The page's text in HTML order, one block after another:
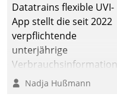
Datatrains flexible UVI-
App stellt die seit 2022
verpflichtende
unterjährige
Verbrauchsinformation
schnell, zuverlässig und
Nadja Hußmann